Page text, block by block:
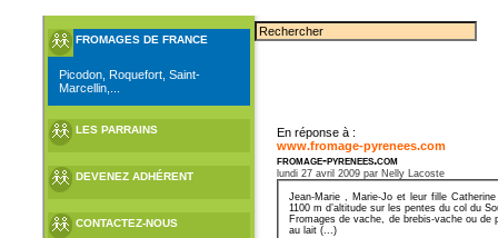
FROMAGES DE FRANCE
Picodon, Roquefort, Saint-
Marcellin,...
LES PARRAINS
DEVENEZ ADHÉRENT
CONTACTEZ-NOUS
En réponse à :
www.fromage-pyrenees.com
fromage-pyrenees.com
lundi 27 avril 2009 par Nelly Lacoste
Jean-Marie , Marie-Jo et leur fille
1100 m d’altitude sur les pentes du col du
Fromages de vache, de brebis-vache ou
au lait (...)